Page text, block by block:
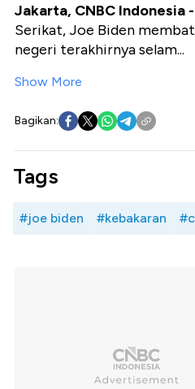
Jakarta, CNBC Indonesia -
Serikat, Joe Biden
negeri terakhirnya selam...
Show More
Bagikan:
Tags
#joe biden #kebakaran